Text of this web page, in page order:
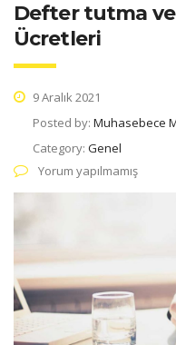
Defter tutma
Ücretleri
9 Aralık 2021
Posted by: Muhasebece
Category: Genel
Yorum yapılmamış